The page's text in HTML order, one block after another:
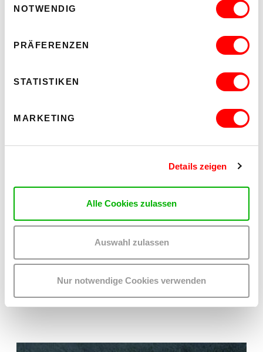
NOTWENDIG
PRÄFERENZEN
STATISTIKEN
MARKETING
Details zeigen
Alle Cookies zulassen
Auswahl zulassen
Nur notwendige Cookies verwenden
KUNST
HIGH ON DISTORTION, LOW ON
RECEPTION
Hören als Form der Erkundung unserer Umwelt. Die
Nora Mayr, sprechen mit WUK-Radioreporterin Sarah
als bewusste Form von Aufmerksamkeit und Verantwortung